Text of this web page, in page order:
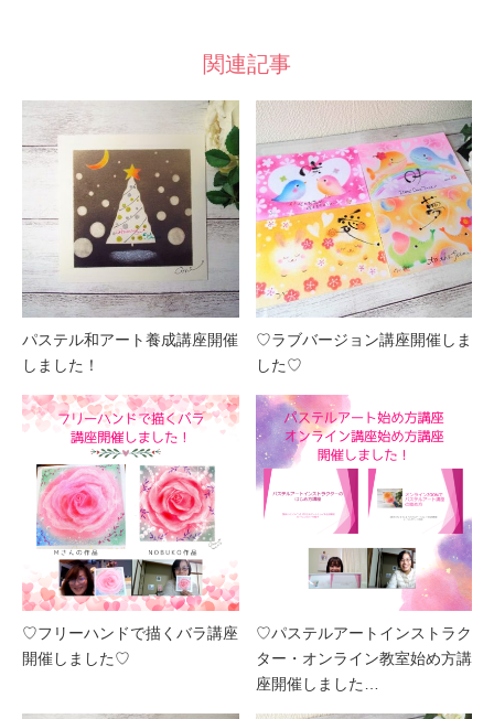
関連記事
パステル和アート養成講座開催
しました！
♡ラブバージョン講座開催しま
した♡
♡フリーハンドで描くバラ講座
開催しました♡
♡パステルアートインストラク
ター・オンライン教室始め方講
座開催しました…